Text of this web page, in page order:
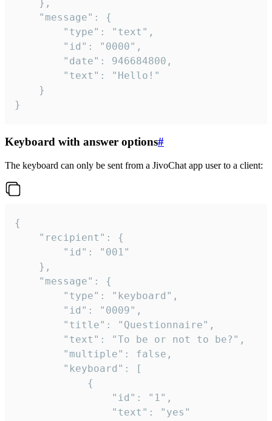
}
Keyboard with answer options#
The keyboard can only be sent from a JivoChat app user to a client:
{